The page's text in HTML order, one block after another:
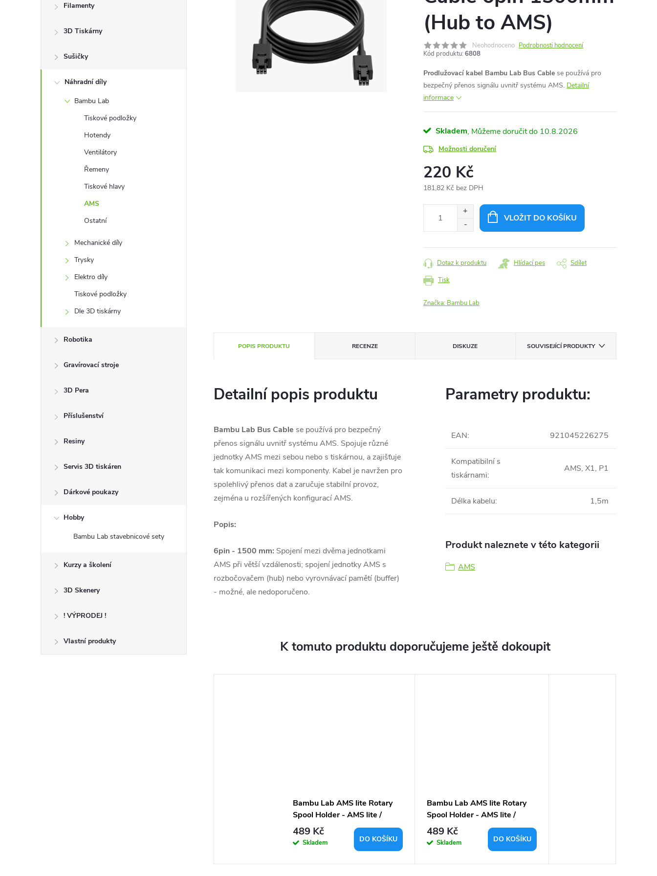
r
Filamenty
3D Tiskárny
Sušičky
Náhradní díly
Bambu Lab
Tiskové podložky
Hotendy
Ventilátory
Řemeny
Tiskové hlavy
AMS
Ostatní
Mechanické díly
Trysky
Elektro díly
Tiskové podložky
Dle 3D tiskárny
Robotika
Gravírovací stroje
3D Pera
Příslušenství
Resiny
Servis 3D tiskáren
Dárkové poukazy
Hobby
Bambu Lab stavebnicové sety
Kurzy a školení
3D Skenery
! VÝPRODEJ !
Vlastní produkty
(Hub to AMS)
Neohodnoceno Podrobnosti hodnocení
Kód produktu: 6808
Prodlužovací kabel Bambu Lab Bus Cable se používá pro
bezpečný přenos signálu uvnitř systému AMS. Detailní
informace
Skladem 10.8.2026
Možnosti doručení
220 Kč
181,82 Kč bez DPH
VLOŽIT DO KOŠÍKU
Tisk
Dotaz k produktu Hlídací pes Sdílet
Značka: Bambu Lab
POPIS PRODUKTU RECENZE DISKUZE SOUVISEJÍCÍ PRODUKTY
Detailní popis produktu
Bambu Lab Bus Cable se používá pro bezpečný
přenos signálu uvnitř systému AMS. Spojuje různé
jednotky AMS mezi sebou nebo s tiskárnou, a zajišťuje
tak komunikaci mezi komponenty. Kabel je navržen pro
spolehlivý přenos dat a zaručuje stabilní provoz,
zejména u rozšířených konfigurací AMS.
Popis:
6pin - 1500 mm: Spojení mezi dvěma jednotkami
AMS při větší vzdálenosti; spojení jednotky AMS s
rozbočovačem (hub) nebo vyrovnávací pamětí (buffer)
- možné, ale nedoporučeno.
Parametry produktu:
EAN: 921045226275
Kompatibilní s
tiskárnami:
AMS, X1, P1
Délka kabelu: 1,5m
Produkt naleznete v této kategorii
AMS
K tomuto produktu doporučujeme ještě dokoupit
Bambu Lab AMS lite Rotary
Spool Holder - AMS lite /
Green
489 Kč
Skladem DO KOŠÍKU
Bambu Lab AMS lite Rotary
Spool Holder - AMS lite /
Yellow
489 Kč
Skladem DO KOŠÍKU